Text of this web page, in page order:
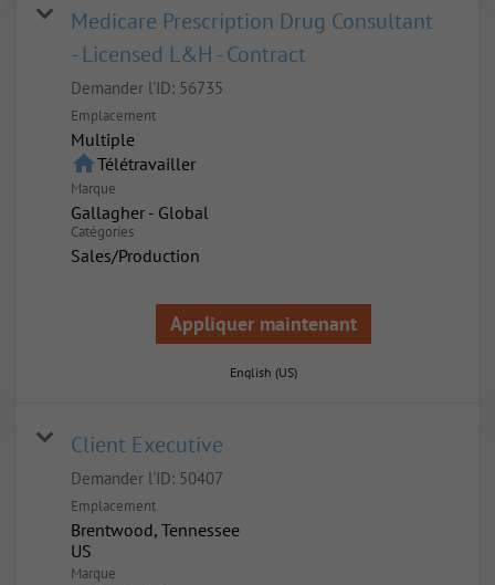
Medicare Prescription Drug Consultant
- Licensed L&H - Contract
Demander l'ID: 56735
Emplacement
Multiple
homeTélétravailler
Marque
Gallagher - Global
Catégories
Sales/Production
Appliquer maintenant
English (US)
Client Executive
Demander l'ID: 50407
Emplacement
Brentwood, Tennessee
Marque